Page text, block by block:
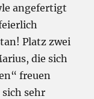
angefertigt
Platz zwei
die sich
freuen
sehr